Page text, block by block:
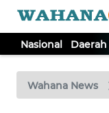
Nasional Daerah
Wahana News
TV
Tutup